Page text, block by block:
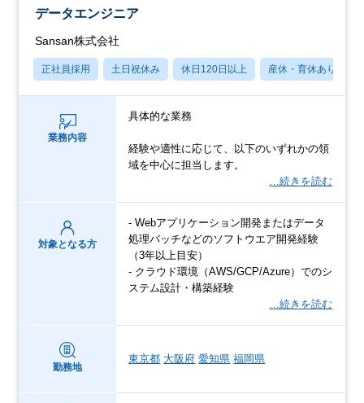
データエンジニア
Sansan株式会社
正社員採用 土日祝休み 休日120日以上 産休・育休あり
業務内容
具体的な業務
経験や適性に応じて、以下のいずれかの領
域を中心に担当します。
…続きを読む
対象となる方
- Webアプリケーション開発またはデータ
処理バッチなどのソフトウエア開発経験
（3年以上目安）
- クラウド環境（AWS/GCP/Azure）でのシ
ステム設計・構築経験
…続きを読む
勤務地
東京都 大阪府 愛知県 福岡県